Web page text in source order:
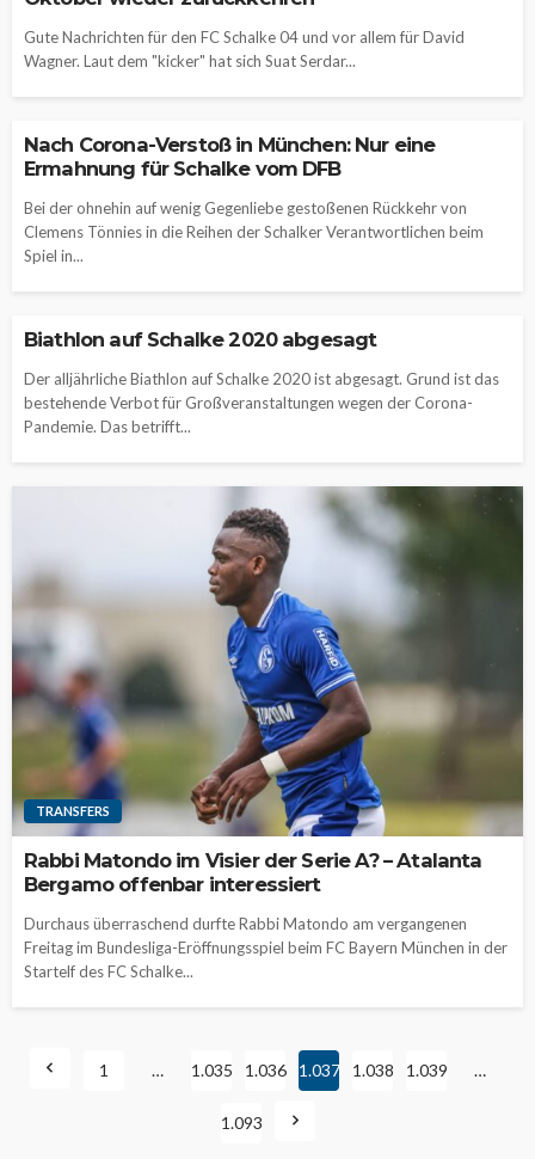
Gute Nachrichten für den FC Schalke 04 und vor allem für David
Wagner. Laut dem "kicker" hat sich Suat Serdar...
Nach Corona-Verstoß in München: Nur eine
Ermahnung für Schalke vom DFB
Bei der ohnehin auf wenig Gegenliebe gestoßenen Rückkehr von
Clemens Tönnies in die Reihen der Schalker Verantwortlichen beim
Spiel in...
Biathlon auf Schalke 2020 abgesagt
Der alljährliche Biathlon auf Schalke 2020 ist abgesagt. Grund ist das
bestehende Verbot für Großveranstaltungen wegen der Corona-
Pandemie. Das betrifft...
TRANSFERS
Rabbi Matondo im Visier der Serie A? – Atalanta
Bergamo offenbar interessiert
Durchaus überraschend durfte Rabbi Matondo am vergangenen
Freitag im Bundesliga-Eröffnungsspiel beim FC Bayern München in der
Startelf des FC Schalke...
1 … 1.035 1.036 1.037 1.038 1.039 …
1.093